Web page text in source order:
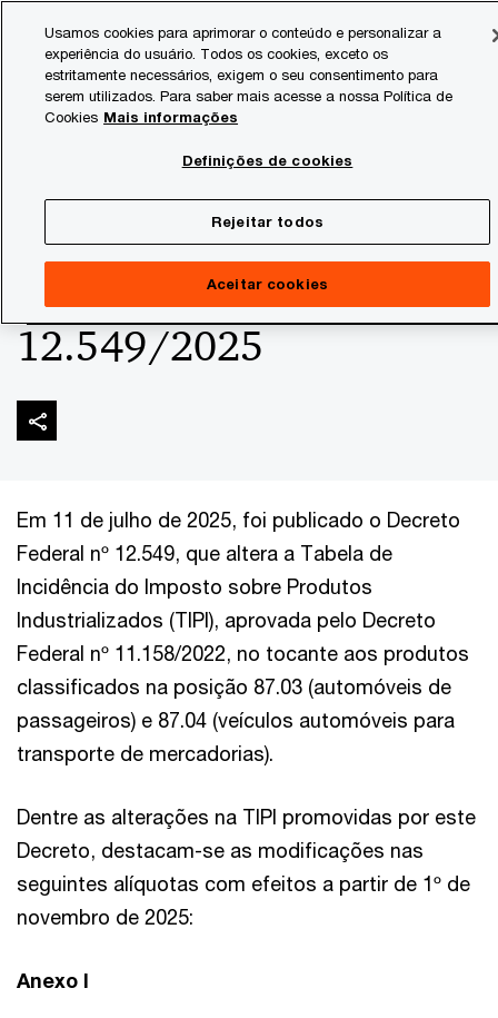
content
footer
Consultoria Tributária Informativos de Tax
IPI - Redução de
alíquotas para veículos -
Decreto Federal nº
12.549/2025
Em 11 de julho de 2025, foi publicado o Decreto
Federal nº 12.549, que altera a Tabela de
Incidência do Imposto sobre Produtos
Industrializados (TIPI), aprovada pelo Decreto
Federal nº 11.158/2022, no tocante aos produtos
classificados na posição 87.03 (automóveis de
passageiros) e 87.04 (veículos automóveis para
transporte de mercadorias).
Dentre as alterações na TIPI promovidas por este
Decreto, destacam-se as modificações nas
seguintes alíquotas com efeitos a partir de 1º de
novembro de 2025:
Anexo I
Usamos cookies para aprimorar o conteúdo e personalizar a
experiência do usuário. Todos os cookies, exceto os
estritamente necessários, exigem o seu consentimento para
serem utilizados. Para saber mais acesse a nossa Política de
Cookies Mais informações
Definições de cookies
Rejeitar todos
Aceitar cookies